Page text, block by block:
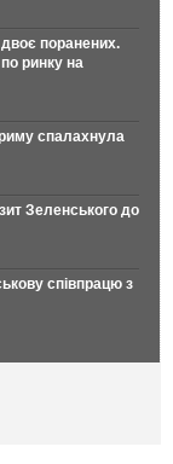
поранених.
ринку на
спалахнула
Зеленського до
співпрацю з